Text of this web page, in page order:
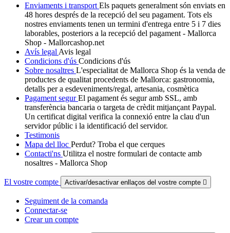
Enviaments i transport Els paquets generalment són enviats en
48 hores després de la recepció del seu pagament. Tots els
nostres enviaments tenen un termini d'entrega entre 5 i 7 dies
laborables, posteriors a la recepció del pagament - Mallorca
Shop - Mallorcashop.net
Avís legal Avis legal
Condicions d'ús Condicions d'ús
Sobre nosaltres L'especialitat de Mallorca Shop és la venda de
productes de qualitat procedents de Mallorca: gastronomia,
detalls per a esdeveniments/regal, artesania, cosmètica
Pagament segurEl pagament és segur amb SSL, amb
transferència bancaria o targeta de crèdit mitjançant Paypal.
Un certificat digital verifica la connexió entre la clau d'un
servidor públic i la identificació del servidor.
Testimonis
Mapa del lloc Perdut? Troba el que cerques
Contacti'ns Utilitza el nostre formulari de contacte amb
nosaltres - Mallorca Shop
El vostre compte Activar/desactivar enllaços del vostre compte 
Seguiment de la comanda
Connectar-se
Crear un compte